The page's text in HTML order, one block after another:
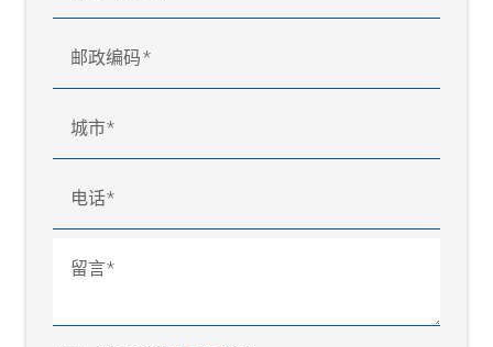
邮政编码
城市
电话
留言